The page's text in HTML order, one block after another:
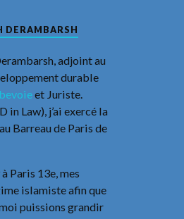
DERAMBARSH
adjoint au
durable
et Juriste.
in Law), j’ai exercé la
Barreau de Paris de
Paris 13e, mes
islamiste afin que
puissions grandir